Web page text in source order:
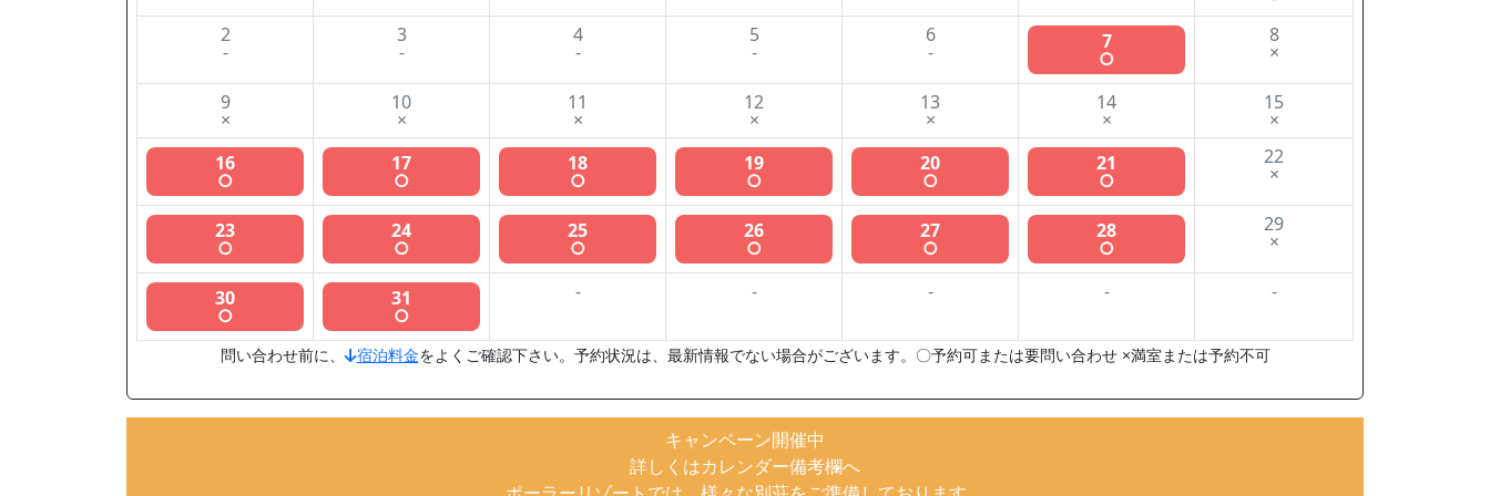
2
-
3
-
4
-
5
-
6
- 7
○
8
×
9
×
10
×
11
×
12
×
13
×
14
×
15
×
16
○
17
○
18
○
19
○
20
○
21
○
22
×
23
○
24
○
25
○
26
○
27
○
28
○
29
×
30
○
31
○
- - - - -
問い合わせ前に、 宿泊料金をよくご確認下さい。予約状況は、最新情報でない場合がございます。〇予約可または要問い合わせ ×満室または予約不可
キャンペーン開催中
詳しくはカレンダー備考欄へ